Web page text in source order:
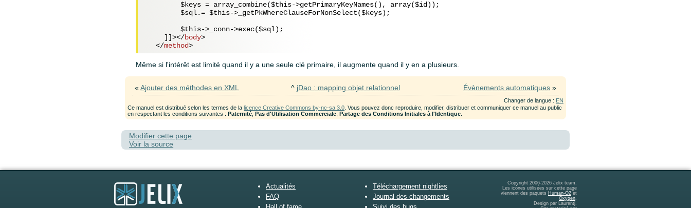
        $keys = array_combine($this->getPrimaryKeyNames(), array($id));
        $sql.= $this->_getPkWhereClauseForNonSelect($keys);
        $this->_conn->exec($sql);
    ]]>
</body>
</method>
Même si l'intérêt est limité quand il y a une seule clé primaire, il augmente quand il y en a plusieurs.
« Ajouter des méthodes en XML ^ jDao : mapping objet relationnel Évènements automatiques »
Changer de langue : EN
Ce manuel est distribué selon les termes de la licence Creative Commons by-nc-sa 3.0 . Vous pouvez donc reproduire, modifier, distribuer et communiquer ce manuel au public
en respectant les conditions suivantes : Paternité Pas d'Utilisation Commerciale Partage des Conditions Initiales à l'Identique
Modifier cette page
Voir la source
Actualités
FAQ
Téléchargement nightlies
Journal des changements
Copyright 2006-2026 Jelix team.
Les icônes utilisées sur cette page
viennent des paquets Human-O2 et
Oxygen
Design par Laurentj.